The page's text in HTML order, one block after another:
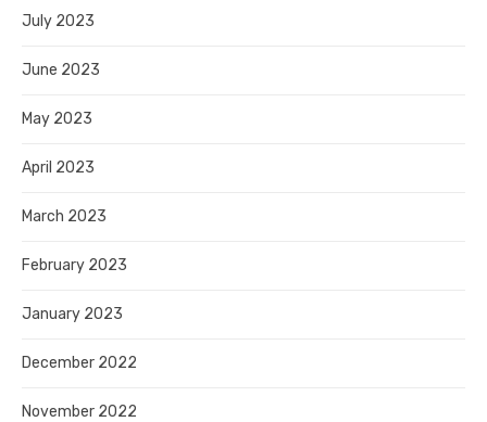
July 2023
June 2023
May 2023
April 2023
March 2023
February 2023
January 2023
December 2022
November 2022